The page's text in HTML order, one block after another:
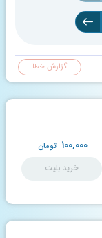
گزارش خطا
۱۰۰,۰۰۰ تومان
خرید بلیت